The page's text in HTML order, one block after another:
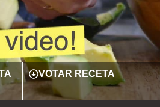
VOTAR RECETA